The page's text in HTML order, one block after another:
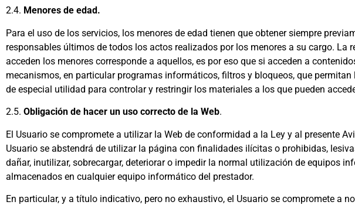
2.4. Menores de edad.
Para el uso de los servicios, los menores de edad tienen que obtener siempre
responsables últimos de todos los actos realizados por los menores a su cargo.
acceden los menores corresponde a aquellos, es por eso que si acceden a
mecanismos, en particular programas informáticos, filtros y bloqueos, que
de especial utilidad para controlar y restringir los materiales a los que pueden
2.5. Obligación de hacer un uso correcto de la Web.
El Usuario se compromete a utilizar la Web de conformidad a la Ley y al presente
Usuario se abstendrá de utilizar la página con finalidades ilícitas o prohibidas,
dañar, inutilizar, sobrecargar, deteriorar o impedir la normal utilización de equipos
almacenados en cualquier equipo informático del prestador.
En particular, y a título indicativo, pero no exhaustivo, el Usuario se compromete a